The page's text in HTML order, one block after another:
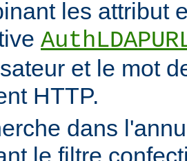
les attribut
et le mot
HTTP.
dans
le filtre